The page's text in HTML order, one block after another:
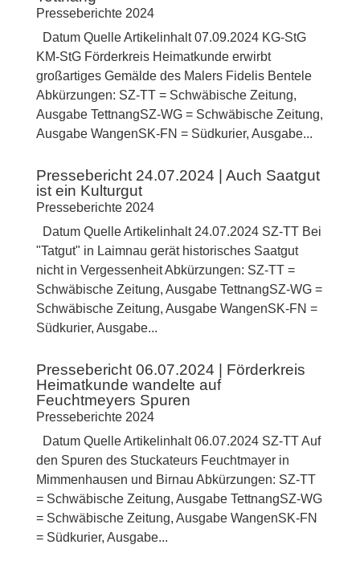
Presseberichte 2024
Datum Quelle Artikelinhalt 07.09.2024 KG-StG
KM-StG Förderkreis Heimatkunde erwirbt
großartiges Gemälde des Malers Fidelis Bentele
Abkürzungen: SZ-TT = Schwäbische Zeitung,
Ausgabe TettnangSZ-WG = Schwäbische Zeitung,
Ausgabe WangenSK-FN = Südkurier, Ausgabe...
Pressebericht 24.07.2024 | Auch Saatgut
ist ein Kulturgut
Presseberichte 2024
Datum Quelle Artikelinhalt 24.07.2024 SZ-TT Bei
"Tatgut" in Laimnau gerät historisches Saatgut
nicht in Vergessenheit Abkürzungen: SZ-TT =
Schwäbische Zeitung, Ausgabe TettnangSZ-WG =
Schwäbische Zeitung, Ausgabe WangenSK-FN =
Südkurier, Ausgabe...
Pressebericht 06.07.2024 | Förderkreis
Heimatkunde wandelte auf
Feuchtmeyers Spuren
Presseberichte 2024
Datum Quelle Artikelinhalt 06.07.2024 SZ-TT Auf
den Spuren des Stuckateurs Feuchtmayer in
Mimmenhausen und Birnau Abkürzungen: SZ-TT
= Schwäbische Zeitung, Ausgabe TettnangSZ-WG
= Schwäbische Zeitung, Ausgabe WangenSK-FN
= Südkurier, Ausgabe...